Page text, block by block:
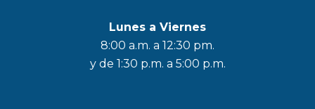
Lunes a Viernes
8:00 a.m. a 12:30 pm.
y de 1:30 p.m. a 5:00 p.m.